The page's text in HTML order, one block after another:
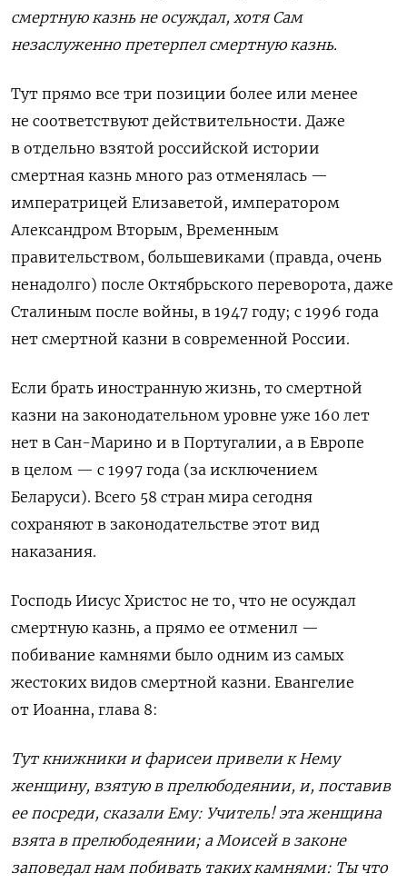
смертную казнь не осуждал, хотя Сам
незаслуженно претерпел смертную казнь.
Тут прямо все три позиции более или менее
не соответствуют действительности. Даже
в отдельно взятой российской истории
смертная казнь много раз отменялась —
императрицей Елизаветой, императором
Александром Вторым, Временным
правительством, большевиками (правда, очень
ненадолго) после Октябрьского переворота, даже
Сталиным после войны, в 1947 году; с 1996 года
нет смертной казни в современной России.
Если брать иностранную жизнь, то смертной
казни на законодательном уровне уже 160 лет
нет в Сан-Марино и в Португалии, а в Европе
в целом — с 1997 года (за исключением
Беларуси). Всего 58 стран мира сегодня
сохраняют в законодательстве этот вид
наказания.
Господь Иисус Христос не то, что не осуждал
смертную казнь, а прямо ее отменил —
побивание камнями было одним из самых
жестоких видов смертной казни. Евангелие
от Иоанна, глава 8:
Тут книжники и фарисеи привели к Нему
женщину, взятую в прелюбодеянии, и, поставив
ее посреди, сказали Ему: Учитель! эта женщина
взята в прелюбодеянии; а Моисей в законе
заповедал нам побивать таких камнями: Ты что